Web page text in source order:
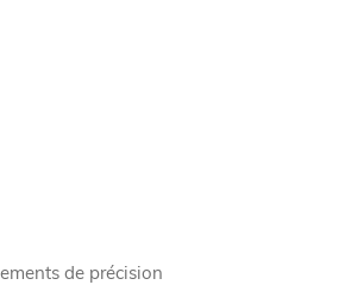
de précision